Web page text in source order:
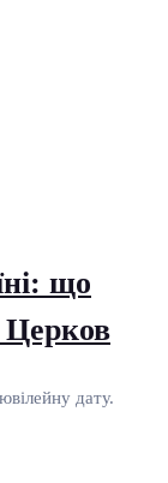
що
Церков
дату.